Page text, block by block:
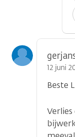
12 juni
Beste